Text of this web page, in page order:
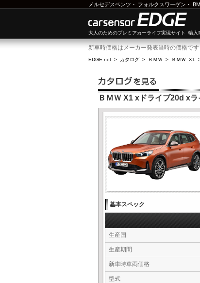
メルセデスベンツ ・ フォルクスワーゲン ・
大人のためのプレミアカーライフ実現サイト 輸入
新車時価格はメーカー発表当時の価格です
EDGE.net > カタログ > ＢＭＷ > ＢＭＷ X1
ＢＭＷ X1 xドライブ20d x
基本スペック
生産国
生産期間
新車時車両価格
型式